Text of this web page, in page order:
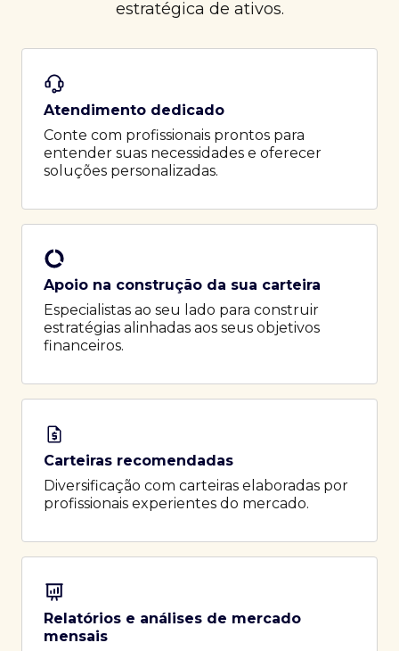
estratégica de ativos.
Atendimento dedicado
Conte com profissionais prontos para
entender suas necessidades e oferecer
soluções personalizadas.
Apoio na construção da sua carteira
Especialistas ao seu lado para construir
estratégias alinhadas aos seus objetivos
financeiros.
Carteiras recomendadas
Diversificação com carteiras elaboradas por
profissionais experientes do mercado.
Relatórios e análises de mercado
mensais